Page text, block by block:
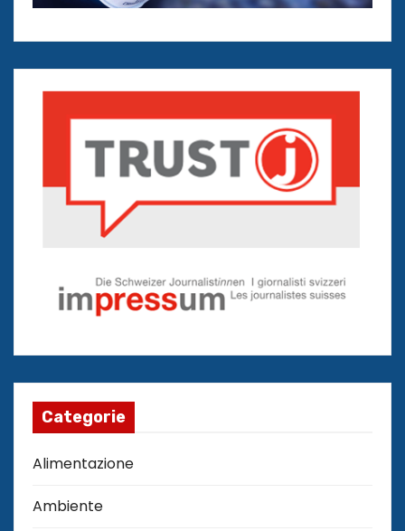
Categorie
Alimentazione
Ambiente